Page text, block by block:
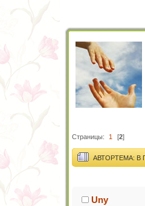
Страницы: 1 [2]
АВТОРТЕМА: В
Uny